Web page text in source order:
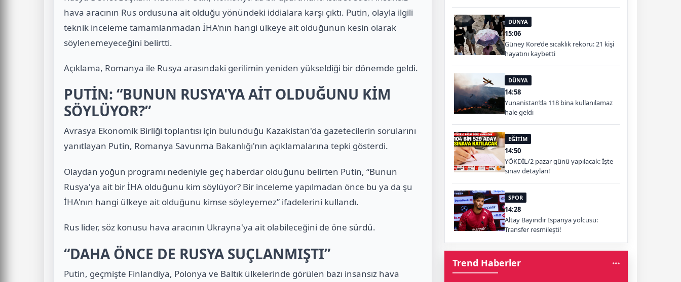
hava aracının Rus ordusuna ait olduğu yönündeki iddialara karşı çıktı. Putin, olayla ilgili
teknik inceleme tamamlanmadan İHA'nın hangi ülkeye ait olduğunun kesin olarak
söylenemeyeceğini belirtti.
Açıklama, Romanya ile Rusya arasındaki gerilimin yeniden yükseldiği bir dönemde geldi.
PUTİN: “BUNUN RUSYA'YA AİT OLDUĞUNU KİM
SÖYLÜYOR?”
Avrasya Ekonomik Birliği toplantısı için bulunduğu Kazakistan'da gazetecilerin sorularını
yanıtlayan Putin, Romanya Savunma Bakanlığı'nın açıklamalarına tepki gösterdi.
Olaydan yoğun programı nedeniyle geç haberdar olduğunu belirten Putin, “Bunun
Rusya'ya ait bir İHA olduğunu kim söylüyor? Bir inceleme yapılmadan önce bu ya da şu
İHA'nın hangi ülkeye ait olduğunu kimse söyleyemez” ifadelerini kullandı.
Rus lider, söz konusu hava aracının Ukrayna'ya ait olabileceğini de öne sürdü.
“DAHA ÖNCE DE RUSYA SUÇLANMIŞTI”
Putin, geçmişte Finlandiya, Polonya ve Baltık ülkelerinde görülen bazı insansız hava
DÜNYA
15:06
Güney Kore’de sıcaklık rekoru: 21 kişi
hayatını kaybetti
DÜNYA
14:58
Yunanistan’da 118 bina kullanılamaz
hale geldi
EĞİTİM
14:50
YÖKDİL/2 pazar günü yapılacak: İşte
sınav detayları!
SPOR
14:28
Altay Bayındır İspanya yolcusu:
Transfer resmileşti!
Trend Haberler